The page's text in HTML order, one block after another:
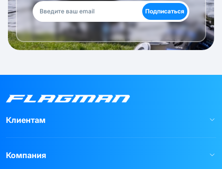
Подписаться
Клиентам
Компания